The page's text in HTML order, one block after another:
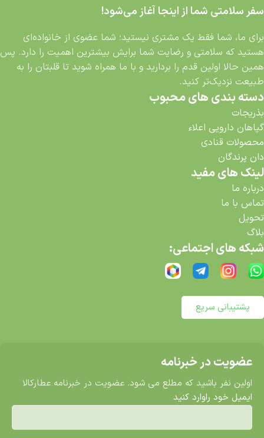
سفر سلامتی شما از اینجا آغاز می‌شود!
برای ما، شما فقط یک مشتری نیستید؛ شما عضوی از خانواده‌ای
هستید که سلامتی و رضایت شما برایش بیشترین اهمیت را دارد. پس
همین حالا اولین قدم را بردارید و با ما همراه شوید تا قلبتان را به
طبیعت نزدیک‌تر کنید.
دسته بندی های محبوب
بذریجات
گیاهان دارویی اعلاء
محصولات قنادی
دان پرندگان
لینک های مفید
درباره ما
تماس با ما
تحویل
بلاگ
شبکه های اجتماعی:
پشتیبانی سریع
عضویت در خبرنامه
اولین نفر باشید که مطلع می شود. عضویت در خبرنامه عطارکالا
ایمیل خود راوارد کنید